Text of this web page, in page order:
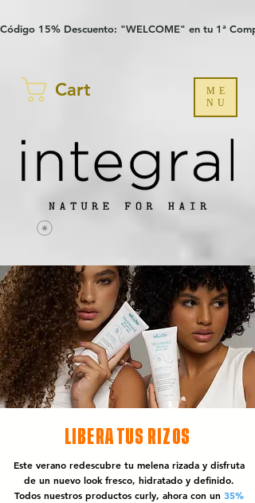
Código 15% Descuento: "WELCOME" en tu 1ª
Cart
ME
NU
LIBERA TUS RIZOS
Este verano redescubre tu melena rizada y disfruta
de un nuevo look fresco, hidratado y definido.
Todos nuestros productos curly, ahora con un 35%